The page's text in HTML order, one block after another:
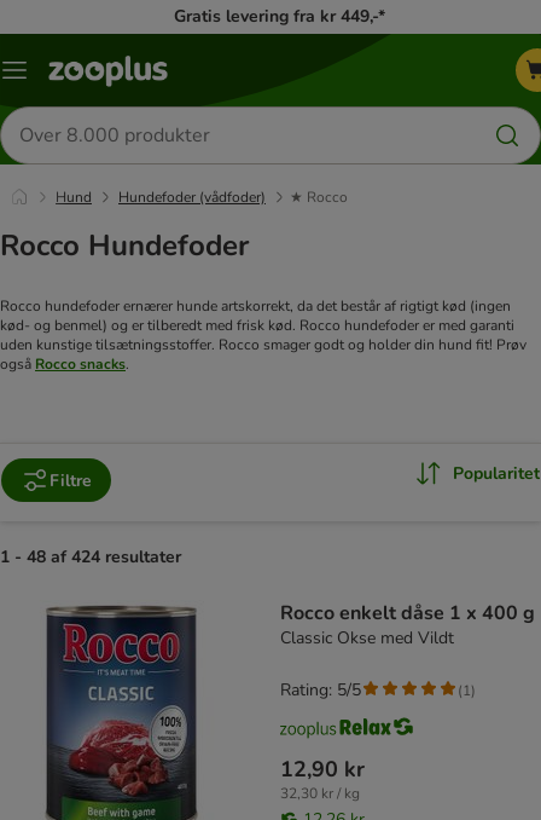
Gratis levering fra kr 449,-*
Menu
Søg
efter
produkter
Hund Hundefoder (vådfoder) ★ Rocco
Rocco Hundefoder
Rocco hundefoder ernærer hunde artskorrekt, da det består af rigtigt kød (ingen
kød- og benmel) og er tilberedt med frisk kød. Rocco hundefoder er med garanti
uden kunstige tilsætningsstoffer. Rocco smager godt og holder din hund fit! Prøv
også Rocco snacks.
Filtre Popularitet
1 - 48 af 424 resultater
Rocco enkelt dåse 1 x 400 g
Classic Okse med Vildt
12,90 kr
32,30 kr / kg
Rating: 5/5 (1)